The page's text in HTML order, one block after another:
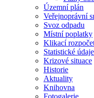
Územní plán
Veřejnoprávní
Svoz odpadu
Místní poplatky
Klikací
Statistické údaje
Krizové situace
Historie
Aktuality
Knihovna
Fotogalerie